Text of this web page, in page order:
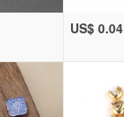
US$ 0.04